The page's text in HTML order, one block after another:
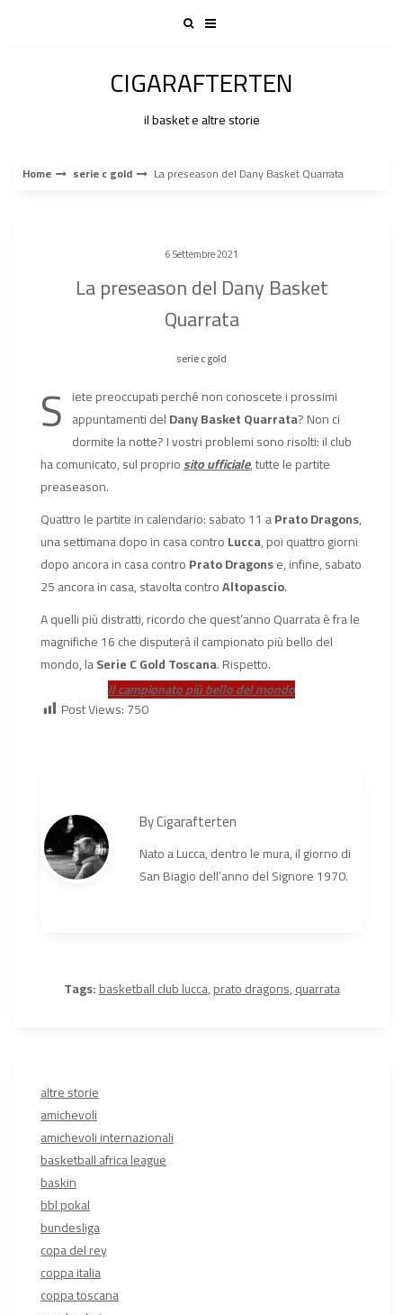
CIGARAFTERTEN
il basket e altre storie
Home serie c gold La preseason del Dany Basket Quarrata
6 Settembre 2021
La preseason del Dany Basket
Quarrata
serie c gold
S iete preoccupati perché non conoscete i prossimi
appuntamenti delDany Basket Quarrata? Non ci
dormite la notte? I vostri problemi sono risolti: il club
ha comunicato, sul propriosito ufficiale, tutte le partite
preaseason.
Quattro le partite in calendario: sabato 11 aPrato Dragons,
una settimana dopo in casa controLucca, poi quattro giorni
dopo ancora in casa controPrato Dragonse, infine, sabato
25 ancora in casa, stavolta controAltopascio.
A quelli più distratti, ricordo che quest’anno Quarrata è fra le
magnifiche 16 che disputerà il campionato più bello del
mondo, laSerie C Gold Toscana. Rispetto.
Il campionato più bello del mondo
Post Views:750
ByCigarafterten
Nato a Lucca, dentro le mura, il giorno di
San Biagio dell’anno del Signore 1970.
Tags:basketball club lucca,prato dragons,quarrata
altre storie
amichevoli
amichevoli internazionali
basketball africa league
baskin
bbl pokal
bundesliga
copa del rey
coppa italia
coppa toscana